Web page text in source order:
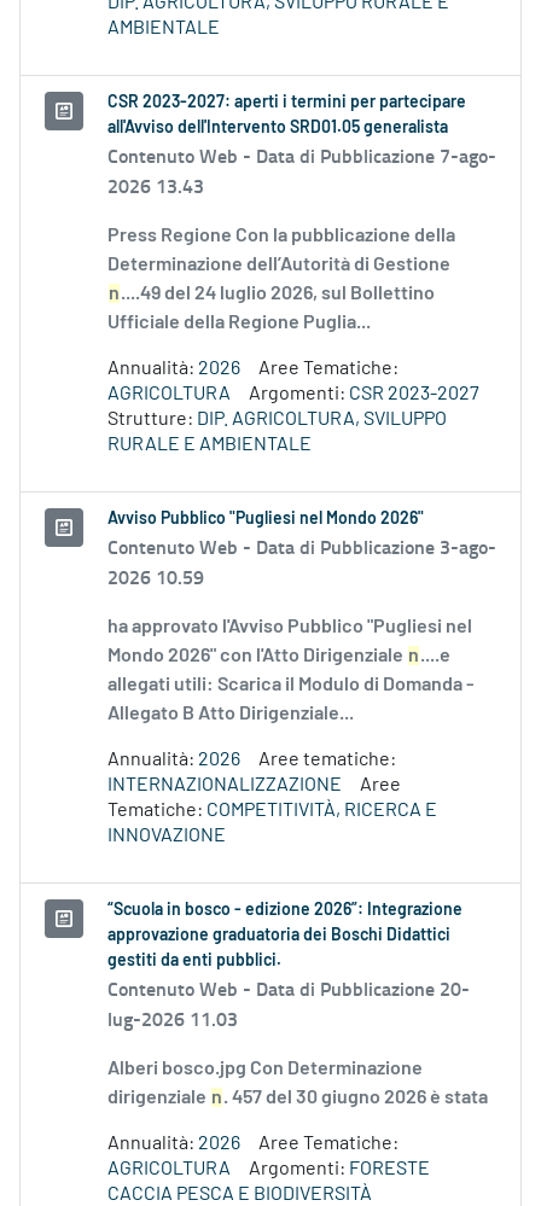
AMBIENTALE
CSR 2023-2027: aperti i termini per partecipare
all'Avviso dell'Intervento SRD01.05 generalista
Contenuto Web - Data di Pubblicazione 7-ago-
2026 13.43
Press Regione Con la pubblicazione della
Determinazione dell’Autorità di Gestione
n....49 del 24 luglio 2026, sul Bollettino
Ufficiale della Regione Puglia...
Annualità: 2026
Aree Tematiche:
AGRICOLTURA
Argomenti: CSR 2023-2027
Strutture: DIP. AGRICOLTURA, SVILUPPO
RURALE E AMBIENTALE
Avviso Pubblico "Pugliesi nel Mondo 2026"
Contenuto Web - Data di Pubblicazione 3-ago-
2026 10.59
ha approvato l'Avviso Pubblico "Pugliesi nel
Mondo 2026" con l'Atto Dirigenziale n....e
allegati utili: Scarica il Modulo di Domanda -
Allegato B Atto Dirigenziale...
Annualità: 2026
Aree tematiche:
INTERNAZIONALIZZAZIONE
Aree
Tematiche: COMPETITIVITÀ, RICERCA E
INNOVAZIONE
“Scuola in bosco - edizione 2026”: Integrazione
approvazione graduatoria dei Boschi Didattici
gestiti da enti pubblici.
Contenuto Web - Data di Pubblicazione 20-
lug-2026 11.03
Alberi bosco.jpg Con Determinazione
dirigenziale n. 457 del 30 giugno 2026 è stata
Annualità: 2026
Aree Tematiche:
AGRICOLTURA
Argomenti: FORESTE
CACCIA PESCA E BIODIVERSITÀ